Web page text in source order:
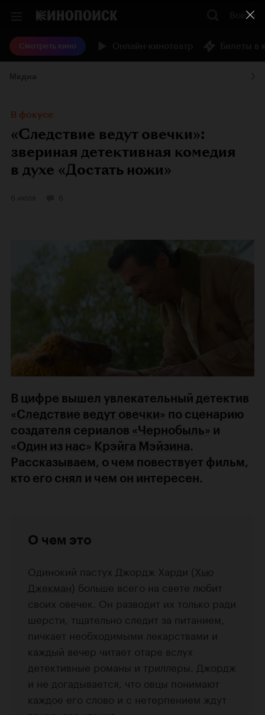
Войти
Смотреть кино
В фокусе
«Следствие ведут овечки»:
звериная детективная комедия
в духе «Достать ножи»
В цифре вышел увлекательный детектив
«Следствие ведут овечки» по сценарию
создателя сериалов «Чернобыль» и
«Один из нас» Крэйга Мэйзина.
Рассказываем, о чем повествует фильм,
кто его снял и чем он интересен.
О чем это
Одинокий пастух Джордж Харди (Хью
Джекман) больше всего на свете любит
своих овечек. Он разводит их только ради
шерсти, тщательно следит за питанием,
пичкает необходимыми лекарствами и
каждый вечер читает отаре вслух
детективные романы и триллеры. Джордж
и не догадывается, что овцы понимают
каждое его слово и с нетерпением ждут